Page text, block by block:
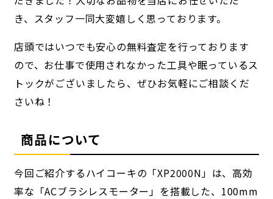
き、スタッフ一同大変嬉しく思っております。
店頭ではいつでも安心の無料査定を行っております
ので、お仕事で使用されなかった工具や眠っているス
トックがございましたら、ぜひお気軽にご相談くだ
さいね！
商品について
今回ご紹介するハイコーキの「XP2000N」は、高効
率な「ACブラシレスモーター」を搭載した、100mm